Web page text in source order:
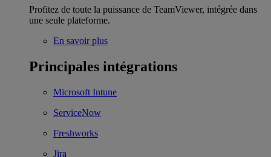
Profitez de toute la puissance de TeamViewer, intégrée dans
une seule plateforme.
En savoir plus
Principales intégrations
Microsoft Intune
ServiceNow
Freshworks
Jira